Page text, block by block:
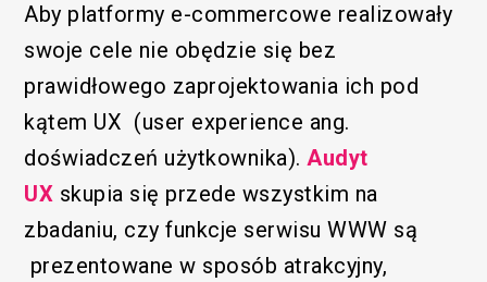
Aby platformy e-commercowe realizowały
swoje cele nie obędzie się bez
prawidłowego zaprojektowania ich pod
kątem UX (user experience ang.
doświadczeń użytkownika). Audyt
UX skupia się przede wszystkim na
zbadaniu, czy funkcje serwisu WWW są
prezentowane w sposób atrakcyjny,